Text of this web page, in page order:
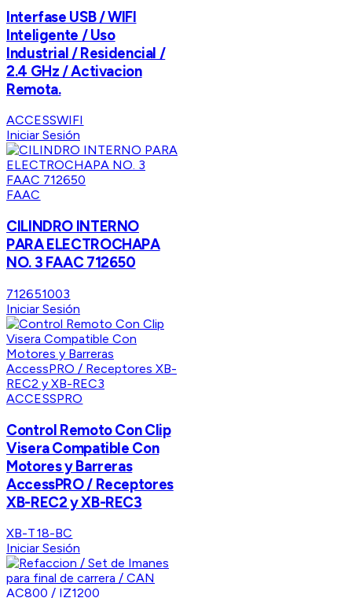
Interfase USB / WIFI
Inteligente / Uso
Industrial / Residencial /
2.4 GHz / Activacion
Remota.
ACCESSWIFI
Iniciar Sesión
FAAC
CILINDRO INTERNO
PARA ELECTROCHAPA
NO. 3 FAAC 712650
712651003
Iniciar Sesión
ACCESSPRO
Control Remoto Con Clip
Visera Compatible Con
Motores y Barreras
AccessPRO / Receptores
XB-REC2 y XB-REC3
XB-T18-BC
Iniciar Sesión